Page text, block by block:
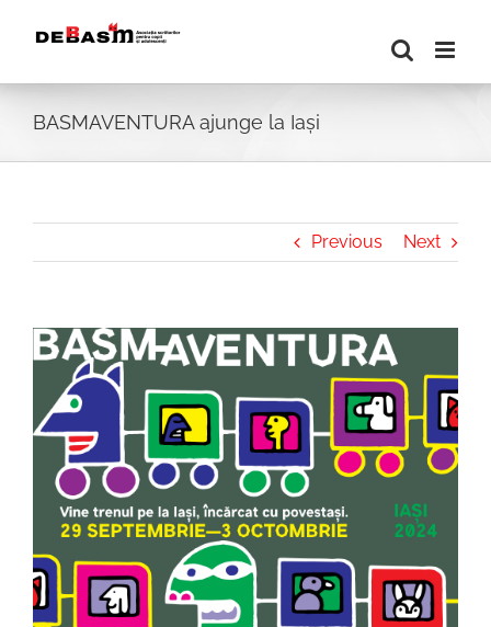
BASMAVENTURA ajunge la Iași
Previous Next
View
Larger
Image